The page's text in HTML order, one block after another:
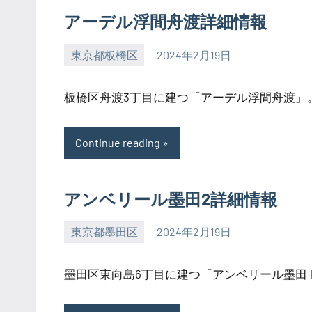
アーデル浮間舟渡詳細情報
東京都板橋区 2024年2月19日
SEZIMO
板橋区舟渡3丁目に建つ「アーデル浮間舟渡
Continue reading
アンベリール墨田2詳細情報
東京都墨田区 2024年2月19日
SEZIMO
墨田区東向島6丁目に建つ「アンベリール墨